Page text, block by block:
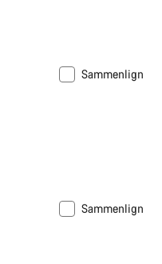
Sammenlign
Sammenlign